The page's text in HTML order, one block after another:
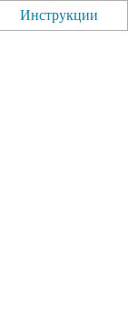
Инструкции